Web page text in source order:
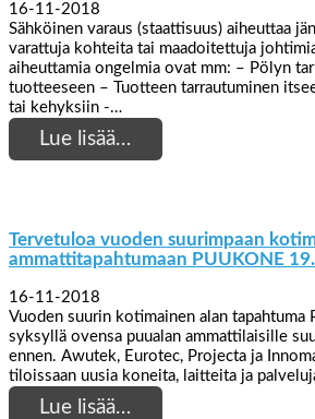
16-11-2018
Sähköinen varaus (staattisuus) aiheuttaa
varattuja kohteita tai maadoitettuja
aiheuttamia ongelmia ovat mm: – Pölyn
tuotteeseen – Tuotteen tarrautuminen
tai kehyksiin -…
Lue lisää…
Tervetuloa vuoden suurimpaan
ammattitapahtumaan PUUKONE
16-11-2018
Vuoden suurin kotimainen alan tapahtuma
syksyllä ovensa puualan ammattilaisille
ennen. Awutek, Eurotec, Projecta ja
tiloissaan uusia koneita, laitteita ja
Lue lisää…